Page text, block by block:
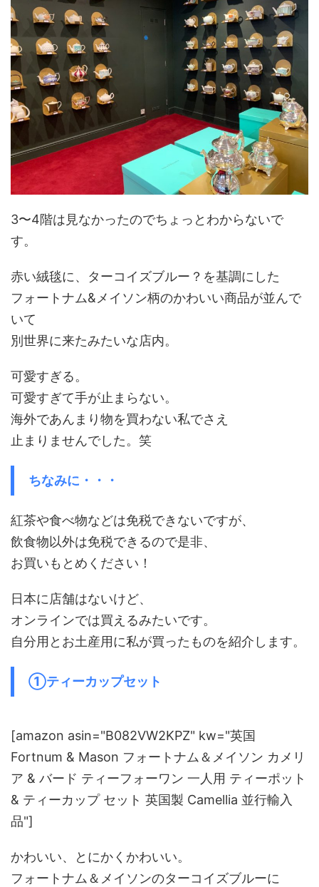
3〜4階は見なかったのでちょっとわからないで
す。
赤い絨毯に、ターコイズブルー？を基調にした
フォートナム&メイソン柄のかわいい商品が並んで
いて
別世界に来たみたいな店内。
可愛すぎる。
可愛すぎて手が止まらない。
海外であんまり物を買わない私でさえ
止まりませんでした。笑
ちなみに・・・
紅茶や食べ物などは免税できないですが、
飲食物以外は免税できるので是非、
お買いもとめください！
日本に店舗はないけど、
オンラインでは買えるみたいです。
自分用とお土産用に私が買ったものを紹介します。
①ティーカップセット
[amazon asin="B082VW2KPZ" kw="英国
Fortnum & Mason フォートナム＆メイソン カメリ
ア & バード ティーフォーワン 一人用 ティーポット
& ティーカップ セット 英国製 Camellia 並行輸入
品"]
かわいい、とにかくかわいい。
フォートナム＆メイソンのターコイズブルーに